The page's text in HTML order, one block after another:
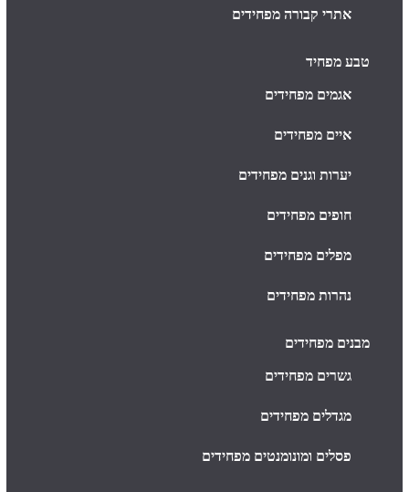
אתרי קבורה מפחידים
טבע מפחיד
אגמים מפחידים
איים מפחידים
יערות וגנים מפחידים
חופים מפחידים
מפלים מפחידים
נהרות מפחידים
מבנים מפחידים
גשרים מפחידים
מגדלים מפחידים
פסלים ומונומנטים מפחידים